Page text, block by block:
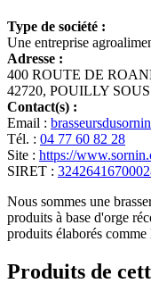
Type de société :
Une entreprise
Adresse :
400 ROUTE DE
42720, POUILLY
Contact(s) :
Email :
Tél. : 04 77 60 82 28
Site : https://
SIRET :
Nous sommes une
produits à base d'orge
produits élaborés
Produits de